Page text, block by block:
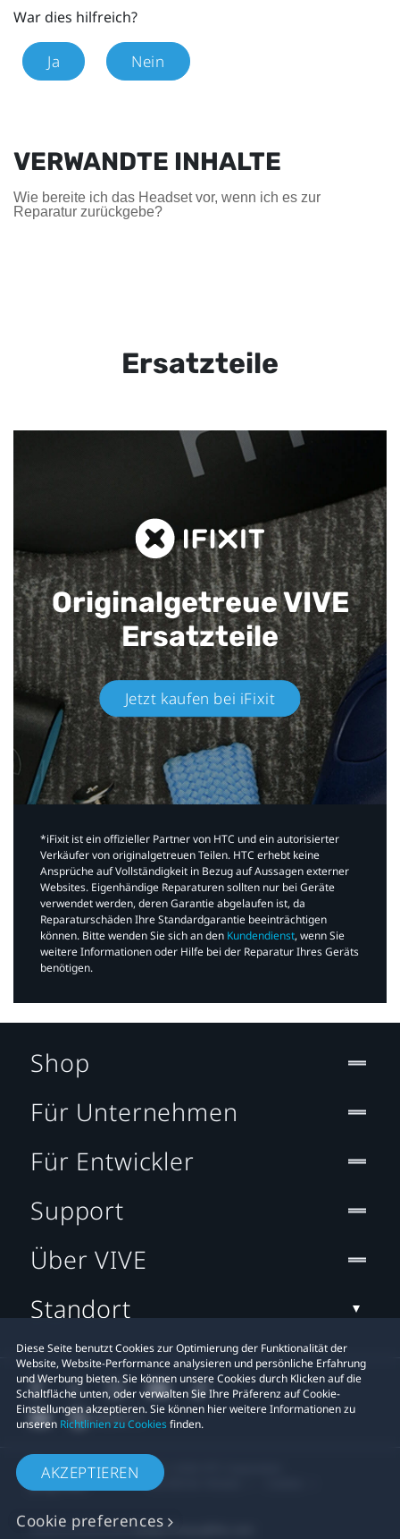
War dies hilfreich?
Ja Nein
VERWANDTE INHALTE
Wie bereite ich das Headset vor, wenn ich es zur
Reparatur zurückgebe?
Ersatzteile
Originalgetreue VIVE
Ersatzteile
Jetzt kaufen bei iFixit​
*iFixit ist ein offizieller Partner von HTC und ein autorisierter
Verkäufer von originalgetreuen Teilen. HTC erhebt keine
Ansprüche auf Vollständigkeit in Bezug auf Aussagen externer
Websites. Eigenhändige Reparaturen sollten nur bei Geräte
verwendet werden, deren Garantie abgelaufen ist, da
Reparaturschäden Ihre Standardgarantie beeinträchtigen
können. Bitte wenden Sie sich an den Kundendienst, wenn Sie
weitere Informationen oder Hilfe bei der Reparatur Ihres Geräts
benötigen.​
Diese Seite benutzt Cookies zur Optimierung der Funktionalität der
Website, Website-Performance analysieren und persönliche Erfahrung
und Werbung bieten. Sie können unsere Cookies durch Klicken auf die
Schaltfläche unten, oder verwalten Sie Ihre Präferenz auf Cookie-
Einstellungen akzeptieren. Sie können hier weitere Informationen zu
unseren Richtlinien zu Cookiesfinden.
AKZEPTIEREN
Cookie preferences
Shop
Für Unternehmen
Für Entwickler
Support
Über VIVE
Standort
© 2011-2026 HTC Corporation
Rechtlicher Hinweis
Datenschutzkontakt: Global-Privacy@htc.com